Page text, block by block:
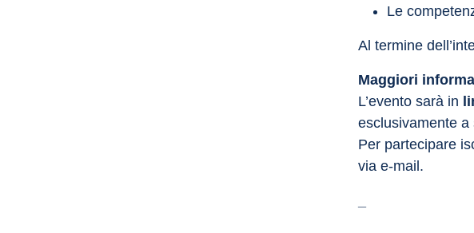
Le
Al termine
Maggiori
L’evento sarà in
esclusivamente
Per partecipare
via e-mail.